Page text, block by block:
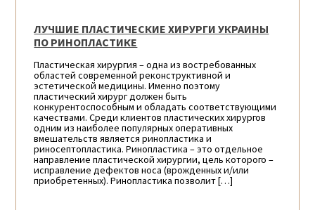
ЛУЧШИЕ ПЛАСТИЧЕСКИЕ ХИРУРГИ УКРАИНЫ
ПО РИНОПЛАСТИКЕ
Пластическая хирургия – одна из востребованных
областей современной реконструктивной и
эстетической медицины. Именно поэтому
пластический хирург должен быть
конкурентоспособным и обладать соответствующими
качествами. Среди клиентов пластических хирургов
одним из наиболее популярных оперативных
вмешательств является ринопластика и
риносептопластика. Ринопластика – это отдельное
направление пластической хирургии, цель которого –
исправление дефектов носа (врожденных и/или
приобретенных). Ринопластика позволит […]